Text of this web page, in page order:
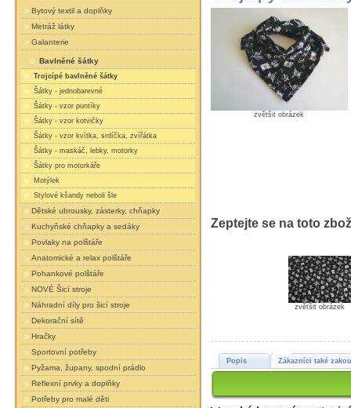
Bytový textil a doplňky
Metráž látky
Galanterie
Bavlněné šátky
Trojcípé bavlněné šátky
Šátky - jednobarevné
Šátky - vzor puntíky
Šátky - vzor kotvičky
Šátky - vzor kvítka, srdíčka, zvířátka
Šátky - maskáč, lebky, motorky
Šátky pro motorkáře
Motýlek
Stylové kšandy neboli šle
Dětské ubrousky, zásterky, chňapky
Kuchyňské chňapky a sedáky
Povlaky na polštáře
Anatomické a relax polštáře
Pohankové polštáře
NOVÉ Šicí stroje
Náhradní díly pro šicí stroje
Dekorační sítě
Hračky
Sportovní potřeby
Pyžama, župany, spodní prádlo
Reflexní prvky a doplňky
Potřeby pro malé děti
zvětšit obrázek
Zeptejte se na toto
zvětšit obrázek
Popis Zákazníci také